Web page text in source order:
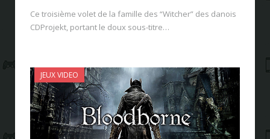
Ce troisième volet de la famille des “Witcher” des danois
CDProjekt, portant le doux sous-titre…
JEUX VIDEO